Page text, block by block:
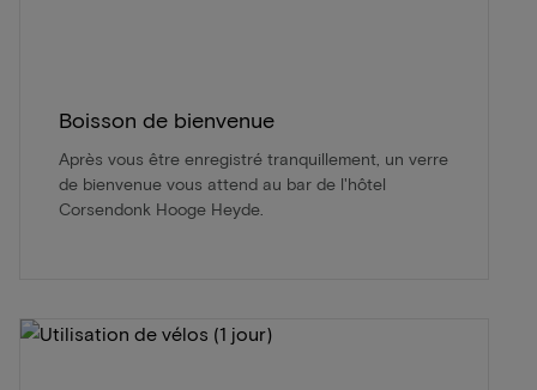
Boisson de bienvenue
Après vous être enregistré tranquillement, un verre
de bienvenue vous attend au bar de l'hôtel
Corsendonk Hooge Heyde.